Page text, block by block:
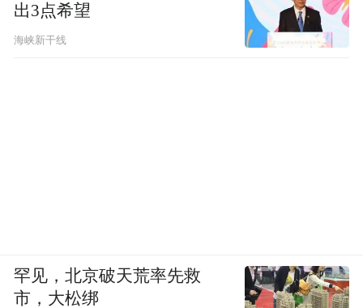
出3点希望
海峡新干线
罕见，北京破天荒率先救
市，大松绑